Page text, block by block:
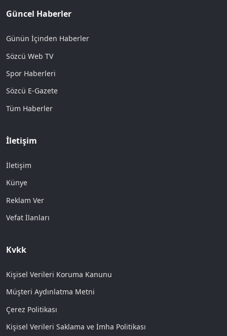
Güncel Haberler
Günün İçinden Haberler
Sözcü Web TV
Spor Haberleri
Sözcü E-Gazete
Tüm Haberler
İletişim
İletişim
Künye
Reklam Ver
Vefat İlanları
Kvkk
Kişisel Verileri Koruma Kanunu
Müşteri Aydınlatma Metni
Çerez Politikası
Kişisel Verileri Saklama ve İmha Politikası